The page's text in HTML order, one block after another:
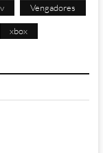
Vengadores
xbox